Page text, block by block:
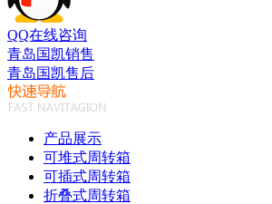
QQ在线咨询
青岛国凯销售
青岛国凯售后
产品展示
可堆式周转箱
可插式周转箱
折叠式周转箱